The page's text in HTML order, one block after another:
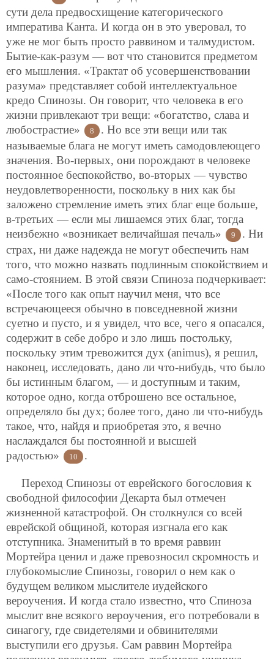
сути дела предвосхищение категорического
императива Канта. И когда он в это уверовал, то
уже не мог быть просто раввином и талмудистом.
Бытие-как-разум — вот что становится предметом
его мышления. «Трактат об усовершенствовании
разума» представляет собой интеллектуальное
кредо Спинозы. Он говорит, что человека в его
жизни привлекают три вещи: «богатство, слава и
любострастие»
8
. Но все эти вещи или так
называемые блага не могут иметь самодовлеющего
значения. Во-первых, они порождают в человеке
постоянное беспокойство, во-вторых — чувство
неудовлетворенности, поскольку в них как бы
заложено стремление иметь этих благ еще больше,
в-третьих — если мы лишаемся этих благ, тогда
неизбежно «возникает величайшая печаль»
9
. Ни
страх, ни даже надежда не могут обеспечить нам
того, что можно назвать подлинным спокойствием и
само-стоянием. В этой связи Спиноза подчеркивает:
«После того как опыт научил меня, что все
встречающееся обычно в повседневной жизни
суетно и пусто, и я увидел, что все, чего я опасался,
содержит в себе добро и зло лишь постольку,
поскольку этим тревожится дух (animus), я решил,
наконец, исследовать, дано ли что-нибудь, что было
бы истинным благом, — и доступным и таким,
которое одно, когда отброшено все остальное,
определяло бы дух; более того, дано ли что-нибудь
такое, что, найдя и приобретая это, я вечно
наслаждался бы постоянной и высшей
радостью»
10 .
Переход Спинозы от еврейского богословия к
свободной философии Декарта был отмечен
жизненной катастрофой. Он столкнулся со всей
еврейской общиной, которая изгнала его как
отступника. Знаменитый в то время раввин
Мортейра ценил и даже превозносил скромность и
глубокомыслие Спинозы, говорил о нем как о
будущем великом мыслителе иудейского
вероучения. И когда стало известно, что Спиноза
мыслит вне всякого вероучения, его потребовали в
синагогу, где свидетелями и обвинителями
выступили его друзья. Сам раввин Мортейра